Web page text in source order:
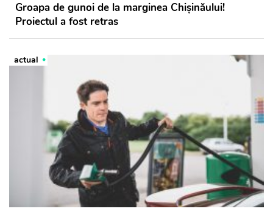
Groapa de gunoi de la marginea Chișinăului!
Proiectul a fost retras
actual